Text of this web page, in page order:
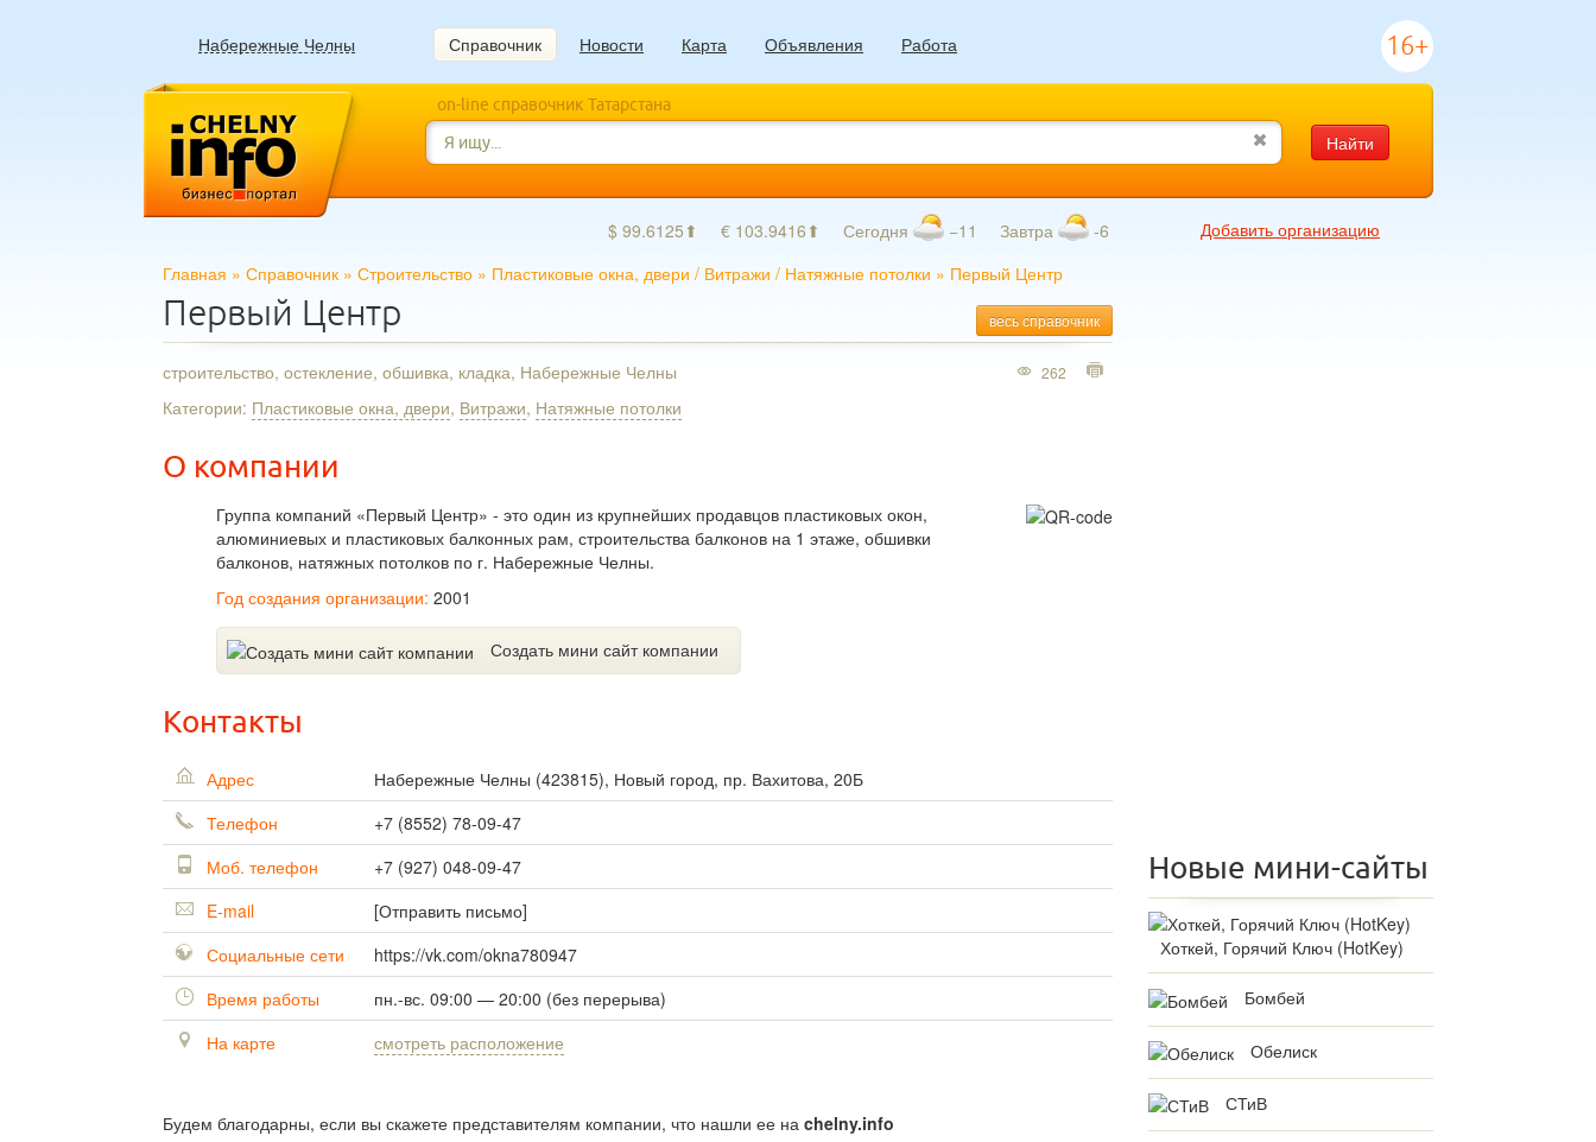
Набережные Челны Справочник Новости Карта Объявления Работа 16+
on-line справочник Татарстана
Найти
$ 99.6125⬆ € 103.9416⬆ Сегодня −11 Завтра -6
Добавить организацию
Главная » Справочник » Строительство » Пластиковые окна, двери / Витражи / Натяжные потолки » Первый Центр
весь справочник
Первый Центр
строительство, остекление, обшивка, кладка, Набережные Челны
Категории: Пластиковые окна, двери, Витражи, Натяжные потолки
О компании
Группа компаний «Первый Центр» - это один из крупнейших продавцов пластиковых окон,
алюминиевых и пластиковых балконных рам, строительства балконов на 1 этаже, обшивки
балконов, натяжных потолков по г. Набережные Челны.
Год создания организации: 2001
Создать мини сайт компании
262
Контакты
Адрес Набережные Челны (423815), Новый город, пр. Вахитова, 20Б
Телефон
+7 (8552) 78-09-47
Моб. телефон
+7 (927) 048-09-47
E-mail
[Отправить письмо]
Социальные сети
https://vk.com/okna780947
Время работы
пн.-вс. 09:00 — 20:00 (без перерыва)
На карте
смотреть расположение
Будем благодарны, если вы скажете представителям компании, что нашли ее на chelny.info
Новые мини-сайты
Хоткей, Горячий Ключ (HotKey)
Бомбей
Обелиск
СТиВ